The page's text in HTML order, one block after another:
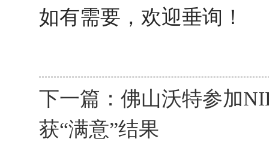
如有需要，欢迎垂询！
下一篇： 佛山沃特参加
获“满意”结果